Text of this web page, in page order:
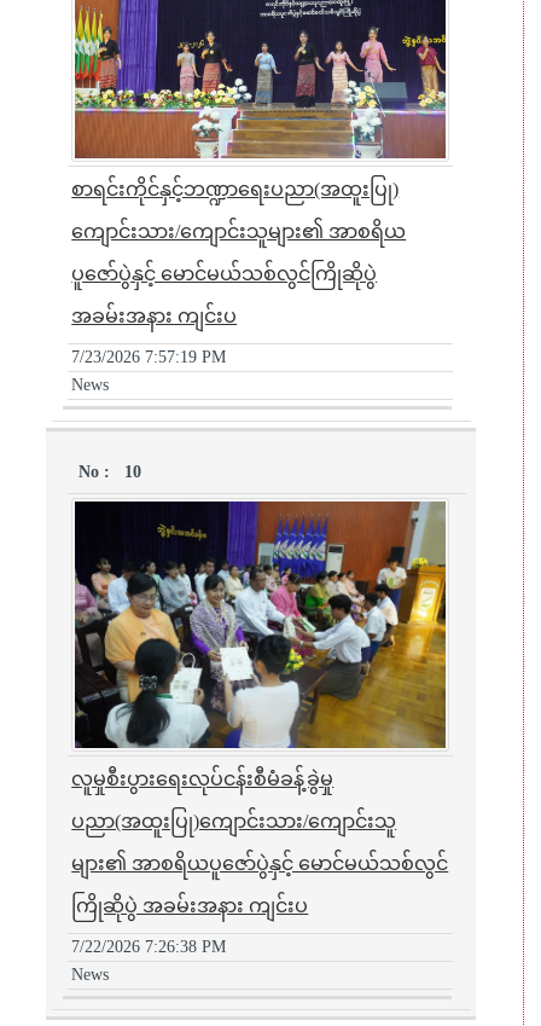
စာရင်းကိုင်နှင့်ဘဏ္ဍာရေးပညာ(အထူးပြု)
ကျောင်းသား/ကျောင်းသူများ၏ အာစရိယ
ပူဇော်ပွဲနှင့် မောင်မယ်သစ်လွင်ကြိုဆိုပွဲ
အခမ်းအနား ကျင်းပ
7/23/2026 7:57:19 PM
News
10
လူမှုစီးပွားရေးလုပ်ငန်းစီမံခန့်ခွဲမှု
ပညာ(အထူးပြု)ကျောင်းသား/ကျောင်းသူ
များ၏ အာစရိယပူဇော်ပွဲနှင့် မောင်မယ်သစ်လွင်
ကြိုဆိုပွဲ အခမ်းအနား ကျင်းပ
7/22/2026 7:26:38 PM
News